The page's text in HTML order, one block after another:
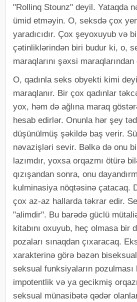
"Rollinq Stounz" deyil. Yataqda
ümid etməyin. O, seksdə çox
yaradıcıdır. Çox şeyoxuyub və
çətinliklərindən biri budur ki, o,
maraqlarını şəxsi
O, qadınla seks obyekti kimi
maraqlanır. Bir çox qadınlar
yox, həm də ağlına maraq
hesab edirlər. Onunla hər şey
düşünülmüş şəkildə baş verir.
nəvazişləri sevir. Bəlkə də onu
lazımdır, yoxsa orqazmı ötürə
qızışandan sonra, onu
kulminasiya nöqtəsinə çatacaq.
çox az-az hallarda təkrar edir.
"alimdir". Bu barədə güclü
kitabını oxuyub, heç olmasa bir
pozaları sınaqdan çıxaracaq.
xarakterinə görə bəzən
seksual funksiyaların pozulması
impotentlik və ya gecikmiş
seksual münasibətə qədər